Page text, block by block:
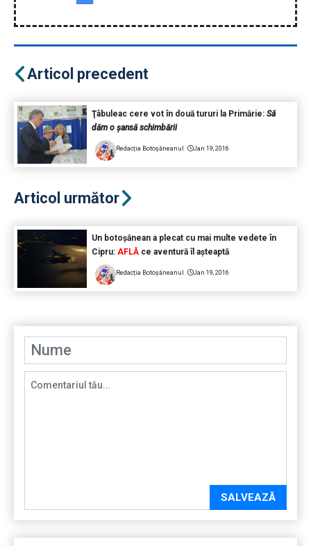
Articol precedent
Ţâbuleac cere vot în două tururi la Primărie: Să
dăm o şansă schimbării
Redacția Botoșăneanul Jan 19, 2016
Articol următor
Un botoșănean a plecat cu mai multe vedete în
Cipru:AFLĂce aventură îl așteaptă
Redacția Botoșăneanul Jan 19, 2016
SALVEAZĂ